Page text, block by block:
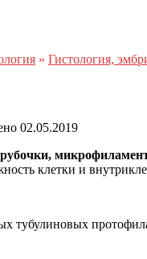
» Гистология,
02.05.2019
клетки и
тубулиновых